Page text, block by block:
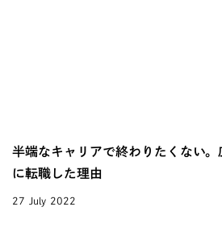
半端なキャリアで終わりたくない
に転職した理由
27 July 2022